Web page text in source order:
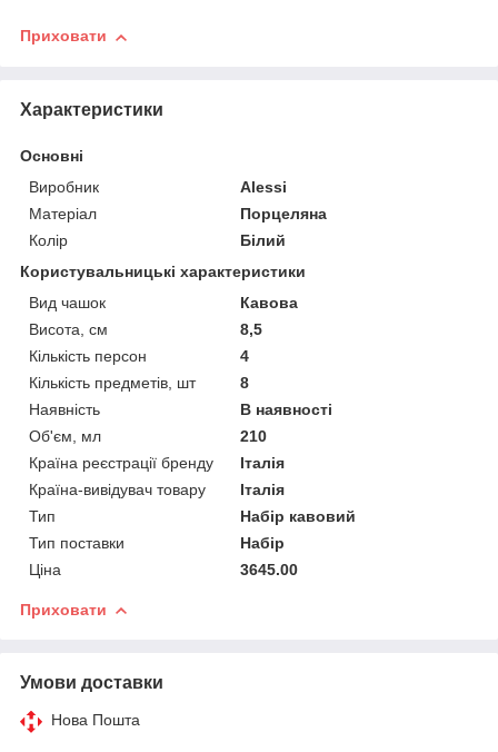
Приховати
Характеристики
Основні
Виробник
Alessi
Матеріал
Порцеляна
Колір
Білий
Користувальницькі характеристики
Вид чашок
Кавова
Висота, см
8,5
Кількість персон
4
Кількість предметів, шт
8
Наявність
В наявності
Об'єм, мл
210
Країна реєстрації бренду
Італія
Країна-вивідувач товару
Італія
Тип
Набір кавовий
Тип поставки
Набір
Ціна
3645.00
Приховати
Умови доставки
Нова Пошта